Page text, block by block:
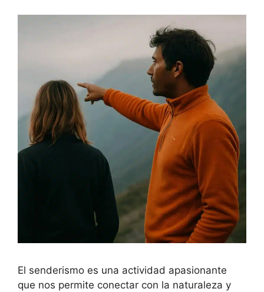
El senderismo es una actividad apasionante
que nos permite conectar con la naturaleza y